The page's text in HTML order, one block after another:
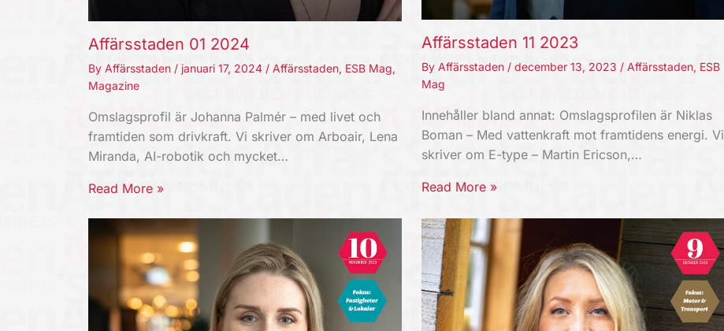
Affärsstaden 01 2024
By Affärsstaden / januari 17, 2024 / Affärsstaden, ESB Mag,
Magazine
Omslagsprofil är Johanna Palmér – med livet och
framtiden som drivkraft. Vi skriver om Arboair, Lena
Miranda, AI-robotik och mycket…
Read More »
Affärsstaden 11 2023
By Affärsstaden / december 13, 2023 / Affärsstaden, ESB
Mag
Innehåller bland annat: Omslagsprofilen är Niklas
Boman – Med vattenkraft mot framtidens energi. Vi
skriver om E-type – Martin Ericson,…
Read More »